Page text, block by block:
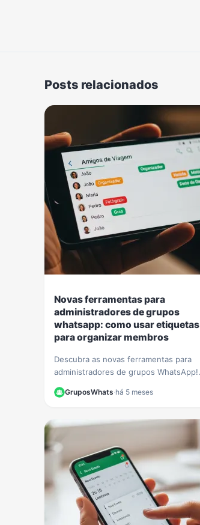
Posts relacionados
Novas ferramentas para
administradores de grupos
whatsapp: como usar etiquetas
para organizar membros
Descubra as novas ferramentas para
administradores de grupos WhatsApp!
para organizar membros e otimizar sua
GruposWhats·há 5 meses